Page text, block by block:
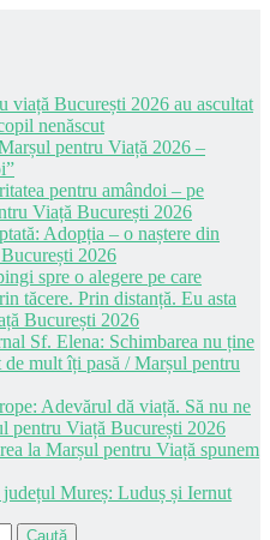
viață București 2026 au ascultat
nenăscut
pentru Viață 2026 –
pentru amândoi – pe
Viață București 2026
Adopția – o naștere din
2026
spre o alegere pe care
tăcere. Prin distanță. Eu asta
București 2026
Sf. Elena: Schimbarea nu ține
de mult îți pasă / Marșul pentru
Adevărul dă viață. Să nu ne
pentru Viață București 2026
la Marșul pentru Viață spunem
Mureș: Luduș și Iernut
Caută